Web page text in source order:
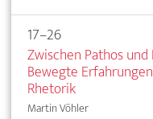
17–26
Zwischen Pathos und
Bewegte
Rhetorik
Martin Vöhler